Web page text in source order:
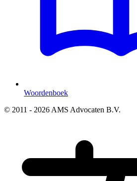
Woordenboek
© 2011 - 2026 AMS Advocaten B.V.